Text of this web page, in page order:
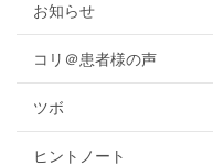
お知らせ
コリ＠患者様の声
ツボ
ヒントノート